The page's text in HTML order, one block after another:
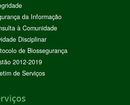
da Informação
à Comunidade
Disciplinar
de Biossegurança
2012-2019
de Serviços